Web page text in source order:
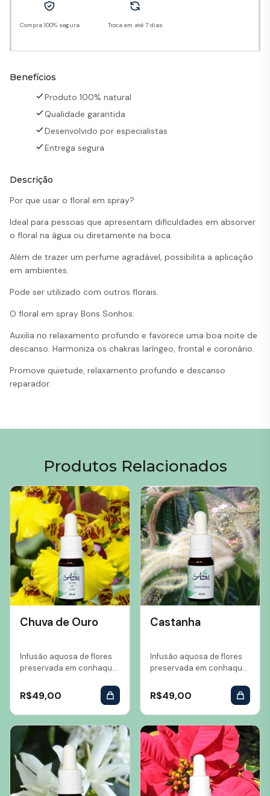
Compra 100% segura Troca em até 7 dias
Benefícios
Produto 100% natural
Qualidade garantida
Desenvolvido por especialistas
Entrega segura
Descrição
Por que usar o floral em spray?
Ideal para pessoas que apresentam dificuldades em absorver
o floral na água ou diretamente na boca.
Além de trazer um perfume agradável, possibilita a aplicação
em ambientes.
Pode ser utilizado com outros florais.
O floral em spray Bons Sonhos:
Auxilia no relaxamento profundo e favorece uma boa noite de
descanso. Harmoniza os chakras laríngeo, frontal e coronário.
Promove quietude, relaxamento profundo e descanso
reparador.
Produtos Relacionados
Chuva de Ouro
Infusão aquosa de flores
preservada em conhaque
R$49,00
Castanha
Infusão aquosa de flores
preservada em conhaque
R$49,00